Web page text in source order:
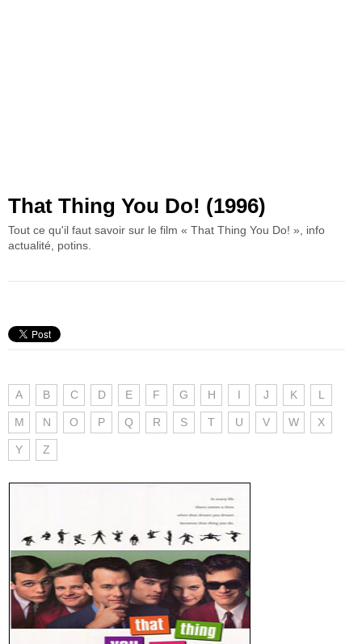
That Thing You Do! (1996)
Tout ce qu'il faut savoir sur le film « That Thing You Do! », info
actualité, potins.
A B C D E F G H I J K L
M N O P Q R S T U V W X
Y Z